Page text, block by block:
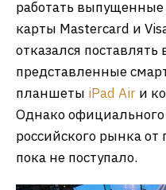
работать
карты Mastercard и
отказался
представленные
планшеты iPad Air и
Однако официального
российского рынка
пока не поступало.